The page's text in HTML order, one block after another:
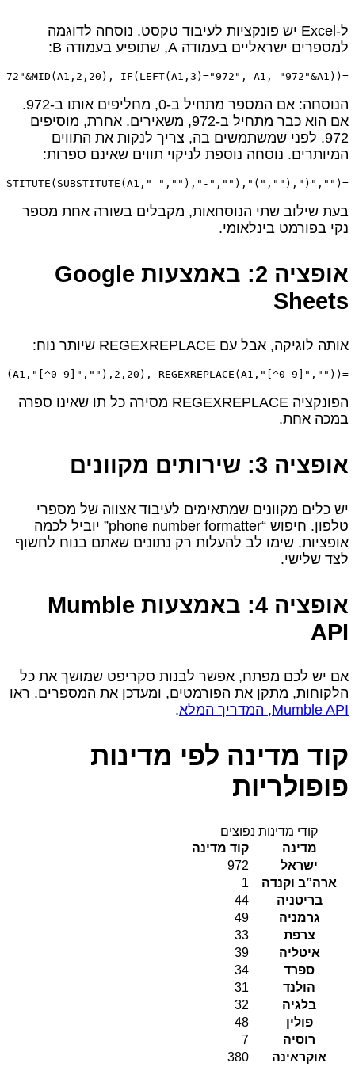
ל‑Excel יש פונקציות לעיבוד טקסט. נוסחה לדוגמה
למספרים ישראליים בעמודה A, שתופיע בעמודה B:
=IF(LEFT(A1,1)="0", "972"&MID(A1,2,20), IF(LEFT(A1,3)="972", A1, "972"&A1))
הנוסחה: אם המספר מתחיל ב‑0, מחליפים אותו ב‑972.
אם הוא כבר מתחיל ב‑972, משאירים. אחרת, מוסיפים
972. לפני שמשתמשים בה, צריך לנקות את התווים
המיותרים. נוסחה נוספת לניקוי תווים שאינם ספרות:
=SUBSTITUTE(SUBSTITUTE(SUBSTITUTE(SUBSTITUTE(A1," ",""),"-",""),"(",""),")","")
בעת שילוב שתי הנוסחאות, מקבלים בשורה אחת מספר
נקי בפורמט בינלאומי.
אופציה 2: באמצעות Google
Sheets
אותה לוגיקה, אבל עם REGEXREPLACE שיותר נוח:
=IF(LEFT(REGEXREPLACE(A1,"[^0-9]",""),1)="0", "972"&MID(REGEXREPLACE(A1,"[^0-9]",""),2,20), REGEXREPLACE(A1,"[^0-9]",""))
הפונקציה REGEXREPLACE מסירה כל תו שאינו ספרה
במכה אחת.
אופציה 3: שירותים מקוונים
יש כלים מקוונים שמתאימים לעיבוד אצווה של מספרי
טלפון. חיפוש “phone number formatter” יוביל לכמה
אופציות. שימו לב להעלות רק נתונים שאתם בנוח לחשוף
לצד שלישי.
אופציה 4: באמצעות Mumble
API
אם יש לכם מפתח, אפשר לבנות סקריפט שמושך את כל
הלקוחות, מתקן את הפורמטים, ומעדכן את המספרים. ראו
Mumble API, המדריך המלא
.
קוד מדינה לפי מדינות
פופולריות
קודי מדינות נפוצים
מדינה
קוד מדינה
ישראל
972
ארה”ב וקנדה
1
בריטניה
44
גרמניה
49
צרפת
33
איטליה
39
ספרד
34
הולנד
31
בלגיה
32
פולין
48
רוסיה
7
אוקראינה
380